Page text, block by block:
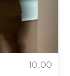
10.00